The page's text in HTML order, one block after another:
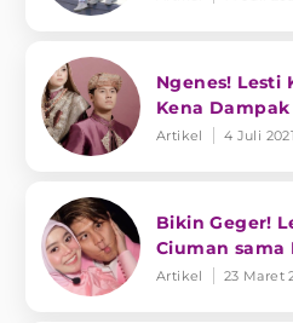
Ngenes! Lesti
Kena
Artikel 4 Juli 2021
Bikin Geger!
Ciuman sama
Artikel 23 Maret